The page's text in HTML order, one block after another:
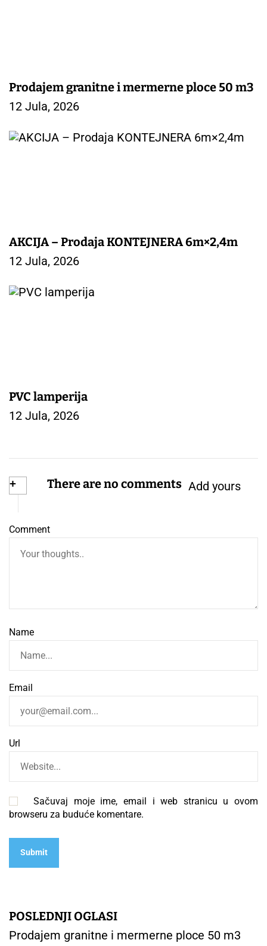
Prodajem granitne i mermerne ploce 50 m3
12 Jula, 2026
AKCIJA – Prodaja KONTEJNERA 6m×2,4m
12 Jula, 2026
PVC lamperija
12 Jula, 2026
+ There are no comments Add yours
Comment
Name
Email
Url
Sačuvaj moje ime, email i web stranicu u ovom
browseru za buduće komentare.
POSLEDNJI OGLASI
Prodajem granitne i mermerne ploce 50 m3